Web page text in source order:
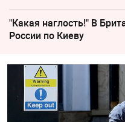
"Какая наглость!" В
России по Киеву